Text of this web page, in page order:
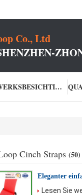
Co., Ltd
WERKSBESICHTIGUNG
Cinch Straps (50)
Eleganter
Lesen Sie